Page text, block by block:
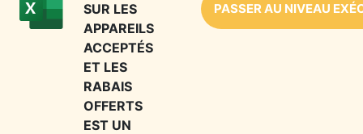
SUR LES
APPAREILS
ACCEPTÉS
ET LES
RABAIS
OFFERTS
EST UN
PASSER AU NIVEAU